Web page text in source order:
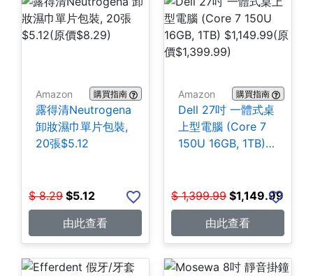
Amazon 購買指南
露得清Neutrogena
卸妝濕巾單片包裝,
20張$5.12
$ 8.29 $5.12
由此查看
Amazon 購買指南
Dell 27吋 一體式桌
上型電腦 (Core 7
150U 16GB, 1TB)
$ 1,399.99 $1,149.99
由此查看